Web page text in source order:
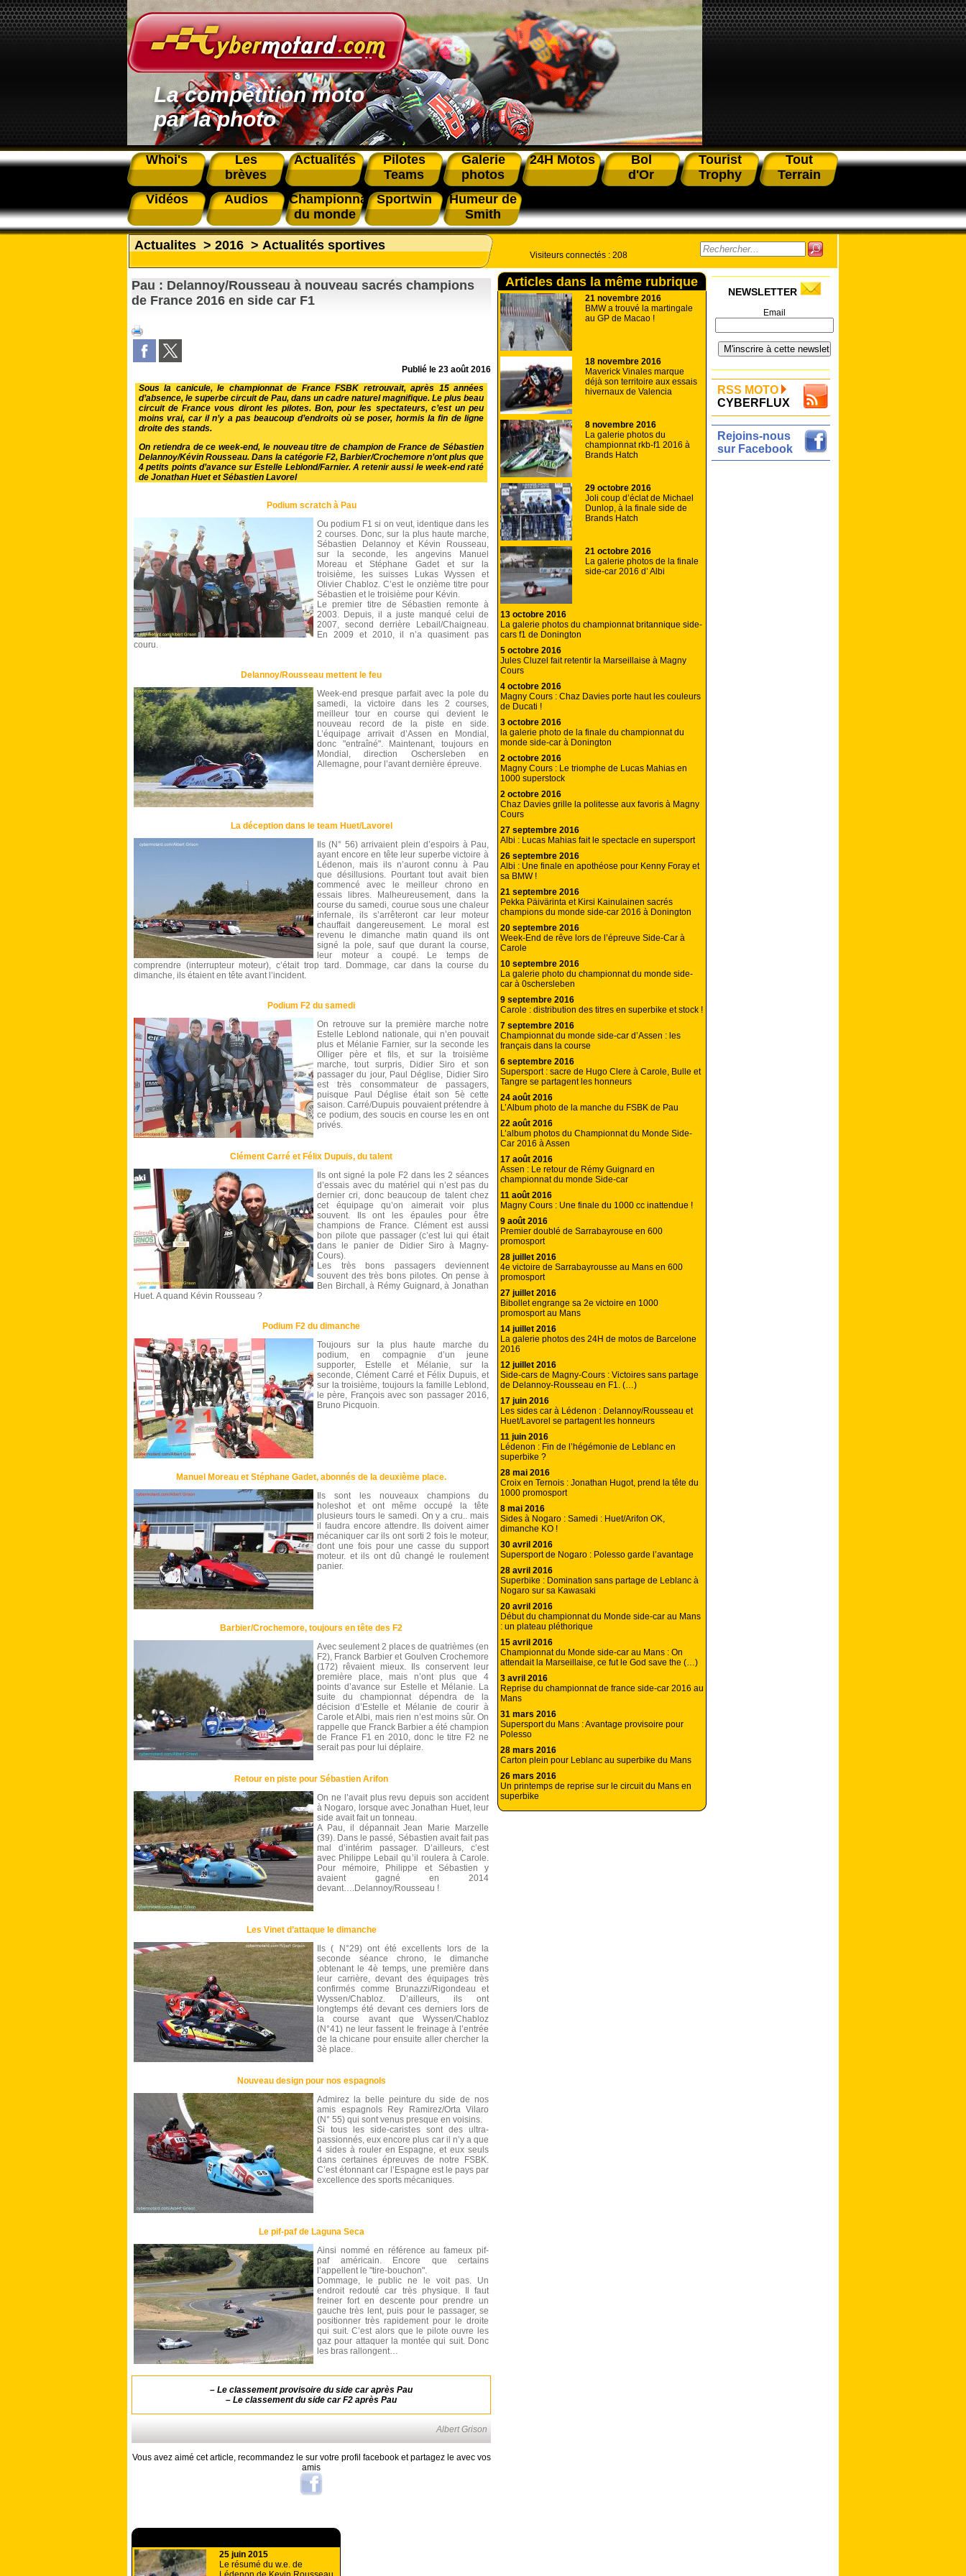
La compétition moto
par la photo
Whoi's
Les
brèves
Actualités
Pilotes
Teams
Galerie
photos
24H Motos
Bol
d'Or
Tourist
Trophy
Tout
Terrain
Vidéos
Audios
Championnat
du monde
Sportwin
Humeur de
Smith
Actualites > 2016 > Actualités sportives
Pau : Delannoy/Rousseau à nouveau sacrés champions
de France 2016 en side car F1
Publié le 23 août 2016
Sous la canicule, le championnat de France FSBK retrouvait, après 15 années
d’absence, le superbe circuit de Pau, dans un cadre naturel magnifique. Le plus beau
circuit de France vous diront les pilotes. Bon, pour les spectateurs, c’est un peu
moins vrai, car il n’y a pas beaucoup d’endroits où se poser, hormis la fin de ligne
droite des stands.
On retiendra de ce week-end, le nouveau titre de champion de France de Sébastien
Delannoy/Kévin Rousseau. Dans la catégorie F2, Barbier/Crochemore n’ont plus que
4 petits points d’avance sur Estelle Leblond/Farnier. A retenir aussi le week-end raté
de Jonathan Huet et Sébastien Lavorel
Podium scratch à Pau
Ou podium F1 si on veut, identique dans les
2 courses. Donc, sur la plus haute marche,
Sébastien Delannoy et Kévin Rousseau,
sur la seconde, les angevins Manuel
Moreau et Stéphane Gadet et sur la
troisième, les suisses Lukas Wyssen et
Olivier Chabloz. C’est le onzième titre pour
Sébastien et le troisième pour Kévin.
Le premier titre de Sébastien remonte à
2003. Depuis, il a juste manqué celui de
2007, second derrière Lebail/Chaigneau.
En 2009 et 2010, il n’a quasiment pas
couru.
Delannoy/Rousseau mettent le feu
Week-end presque parfait avec la pole du
samedi, la victoire dans les 2 courses,
meilleur tour en course qui devient le
nouveau record de la piste en side.
L’équipage arrivait d’Assen en Mondial,
donc "entraîné". Maintenant, toujours en
Mondial, direction Oschersleben en
Allemagne, pour l’avant dernière épreuve.
La déception dans le team Huet/Lavorel
Ils (N° 56) arrivaient plein d’espoirs à Pau,
ayant encore en tête leur superbe victoire à
Lédenon, mais ils n’auront connu à Pau
que désillusions. Pourtant tout avait bien
commencé avec le meilleur chrono en
essais libres. Malheureusement, dans la
course du samedi, courue sous une chaleur
infernale, ils s’arrêteront car leur moteur
chauffait dangereusement. Le moral est
revenu le dimanche matin quand ils ont
signé la pole, sauf que durant la course,
leur moteur a coupé. Le temps de
comprendre (interrupteur moteur), c’était trop tard. Dommage, car dans la course du
dimanche, ils étaient en tête avant l’incident.
Podium F2 du samedi
On retrouve sur la première marche notre
Estelle Leblond nationale, qui n’en pouvait
plus et Mélanie Farnier, sur la seconde les
Olliger père et fils, et sur la troisième
marche, tout surpris, Didier Siro et son
passager du jour, Paul Déglise, Didier Siro
est très consommateur de passagers,
puisque Paul Déglise était son 5è cette
saison. Carré/Dupuis pouvaient prétendre à
ce podium, des soucis en course les en ont
privés.
Clément Carré et Félix Dupuis, du talent
Ils ont signé la pole F2 dans les 2 séances
d’essais avec du matériel qui n’est pas du
dernier cri, donc beaucoup de talent chez
cet équipage qu’on aimerait voir plus
souvent. Ils ont les épaules pour être
champions de France. Clément est aussi
bon pilote que passager (c’est lui qui était
dans le panier de Didier Siro à Magny-
Cours).
Les très bons passagers deviennent
souvent des très bons pilotes. On pense à
Ben Birchall, à Rémy Guignard, à Jonathan
Huet. A quand Kévin Rousseau ?
Podium F2 du dimanche
Toujours sur la plus haute marche du
podium, en compagnie d’un jeune
supporter, Estelle et Mélanie, sur la
seconde, Clément Carré et Félix Dupuis, et
sur la troisième, toujours la famille Leblond,
le père, François avec son passager 2016,
Bruno Picquoin.
Manuel Moreau et Stéphane Gadet, abonnés de la deuxième place.
Ils sont les nouveaux champions du
holeshot et ont même occupé la tête
plusieurs tours le samedi. On y a cru.. mais
il faudra encore attendre. Ils doivent aimer
mécaniquer car ils ont sorti 2 fois le moteur,
dont une fois pour une casse du support
moteur. et ils ont dû changé le roulement
panier.
Barbier/Crochemore, toujours en tête des F2
Avec seulement 2 places de quatrièmes (en
F2), Franck Barbier et Goulven Crochemore
(172) rêvaient mieux. Ils conservent leur
première place, mais n’ont plus que 4
points d’avance sur Estelle et Mélanie. La
suite du championnat dépendra de la
décision d’Estelle et Mélanie de courir à
Carole et Albi, mais rien n’est moins sûr. On
rappelle que Franck Barbier a été champion
de France F1 en 2010, donc le titre F2 ne
serait pas pour lui déplaire.
Retour en piste pour Sébastien Arifon
On ne l’avait plus revu depuis son accident
à Nogaro, lorsque avec Jonathan Huet, leur
side avait fait un tonneau.
A Pau, il dépannait Jean Marie Marzelle
(39). Dans le passé, Sébastien avait fait pas
mal d’intérim passager. D’ailleurs, c’est
avec Philippe Lebail qu’il roulera à Carole.
Pour mémoire, Philippe et Sébastien y
avaient gagné en 2014
devant….Delannoy/Rousseau !
Les Vinet d’attaque le dimanche
Ils ( N°29) ont été excellents lors de la
seconde séance chrono, le dimanche
,obtenant le 4è temps, une première dans
leur carrière, devant des équipages très
confirmés comme Brunazzi/Rigondeau et
Wyssen/Chabloz. D’ailleurs, ils ont
longtemps été devant ces derniers lors de
la course avant que Wyssen/Chabloz
(N°41) ne leur fassent le freinage à l’entrée
de la chicane pour ensuite aller chercher la
3è place.
Nouveau design pour nos espagnols
Admirez la belle peinture du side de nos
amis espagnols Rey Ramirez/Orta Vilaro
(N° 55) qui sont venus presque en voisins.
Si tous les side-caristes sont des ultra-
passionnés, eux encore plus car il n’y a que
4 sides à rouler en Espagne, et eux seuls
dans certaines épreuves de notre FSBK.
C’est étonnant car l’Espagne est le pays par
excellence des sports mécaniques.
Le pif-paf de Laguna Seca
Ainsi nommé en référence au fameux pif-
paf américain. Encore que certains
l’appellent le "tire-bouchon".
Dommage, le public ne le voit pas. Un
endroit redouté car très physique. Il faut
freiner fort en descente pour prendre un
gauche très lent, puis pour le passager, se
positionner très rapidement pour le droite
qui suit. C’est alors que le pilote ouvre les
gaz pour attaquer la montée qui suit. Donc
les bras rallongent…
– Le classement provisoire du side car après Pau
– Le classement du side car F2 après Pau
Albert Grison
Vous avez aimé cet article, recommandez le sur votre profil facebook et partagez le avec vos
amis
25 juin 2015
Le résumé du w.e. de
Visiteurs connectés : 208
Articles dans la même rubrique
21 novembre 2016
BMW a trouvé la martingale
au GP de Macao !
18 novembre 2016
Maverick Vinales marque
déjà son territoire aux essais
hivernaux de Valencia
8 novembre 2016
La galerie photos du
championnat rkb-f1 2016 à
Brands Hatch
29 octobre 2016
Joli coup d’éclat de Michael
Dunlop, à la finale side de
Brands Hatch
21 octobre 2016
La galerie photos de la finale
side-car 2016 d’ Albi
13 octobre 2016
La galerie photos du championnat britannique side-
cars f1 de Donington
5 octobre 2016
Jules Cluzel fait retentir la Marseillaise à Magny
Cours
4 octobre 2016
Magny Cours : Chaz Davies porte haut les couleurs
de Ducati !
3 octobre 2016
la galerie photo de la finale du championnat du
monde side-car à Donington
2 octobre 2016
Magny Cours : Le triomphe de Lucas Mahias en
1000 superstock
2 octobre 2016
Chaz Davies grille la politesse aux favoris à Magny
Cours
27 septembre 2016
Albi : Lucas Mahias fait le spectacle en supersport
26 septembre 2016
Albi : Une finale en apothéose pour Kenny Foray et
sa BMW !
21 septembre 2016
Pekka Päivärinta et Kirsi Kainulainen sacrés
champions du monde side-car 2016 à Donington
20 septembre 2016
Week-End de rêve lors de l’épreuve Side-Car à
Carole
10 septembre 2016
La galerie photo du championnat du monde side-
car à 0schersleben
9 septembre 2016
Carole : distribution des titres en superbike et stock !
7 septembre 2016
Championnat du monde side-car d’Assen : les
français dans la course
6 septembre 2016
Supersport : sacre de Hugo Clere à Carole, Bulle et
Tangre se partagent les honneurs
24 août 2016
L’Album photo de la manche du FSBK de Pau
22 août 2016
L’album photos du Championnat du Monde Side-
Car 2016 à Assen
17 août 2016
Assen : Le retour de Rémy Guignard en
championnat du monde Side-car
11 août 2016
Magny Cours : Une finale du 1000 cc inattendue !
9 août 2016
Premier doublé de Sarrabayrouse en 600
promosport
28 juillet 2016
4e victoire de Sarrabayrousse au Mans en 600
promosport
27 juillet 2016
Bibollet engrange sa 2e victoire en 1000
promosport au Mans
14 juillet 2016
La galerie photos des 24H de motos de Barcelone
2016
12 juillet 2016
Side-cars de Magny-Cours : Victoires sans partage
de Delannoy-Rousseau en F1. (…)
17 juin 2016
Les sides car à Lédenon : Delannoy/Rousseau et
Huet/Lavorel se partagent les honneurs
11 juin 2016
Lédenon : Fin de l’hégémonie de Leblanc en
superbike ?
28 mai 2016
Croix en Ternois : Jonathan Hugot, prend la tête du
1000 promosport
8 mai 2016
Sides à Nogaro : Samedi : Huet/Arifon OK,
dimanche KO !
30 avril 2016
Supersport de Nogaro : Polesso garde l’avantage
28 avril 2016
Superbike : Domination sans partage de Leblanc à
Nogaro sur sa Kawasaki
20 avril 2016
Début du championnat du Monde side-car au Mans
: un plateau pléthorique
15 avril 2016
Championnat du Monde side-car au Mans : On
attendait la Marseillaise, ce fut le God save the (…)
3 avril 2016
Reprise du championnat de france side-car 2016 au
Mans
31 mars 2016
Supersport du Mans : Avantage provisoire pour
Polesso
28 mars 2016
Carton plein pour Leblanc au superbike du Mans
26 mars 2016
Un printemps de reprise sur le circuit du Mans en
superbike
NEWSLETTER
Email
RSS MOTO
CYBERFLUX
Rejoins-nous
sur Facebook